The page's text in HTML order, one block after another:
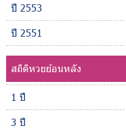
ปี 2553
ปี 2551
สถิติหวยย้อนหลัง
1 ปี
3 ปี